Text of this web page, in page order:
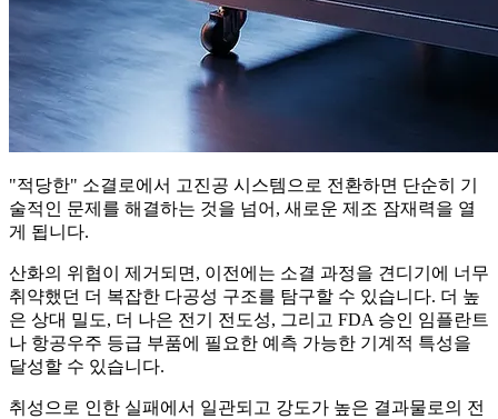
"적당한" 소결로에서 고진공 시스템으로 전환하면 단순히 기
술적인 문제를 해결하는 것을 넘어, 새로운 제조 잠재력을 열
게 됩니다.
산화의 위협이 제거되면, 이전에는 소결 과정을 견디기에 너무
취약했던 더 복잡한 다공성 구조를 탐구할 수 있습니다. 더 높
은 상대 밀도, 더 나은 전기 전도성, 그리고 FDA 승인 임플란트
나 항공우주 등급 부품에 필요한 예측 가능한 기계적 특성을
달성할 수 있습니다.
취성으로 인한 실패에서 일관되고 강도가 높은 결과물로의 전